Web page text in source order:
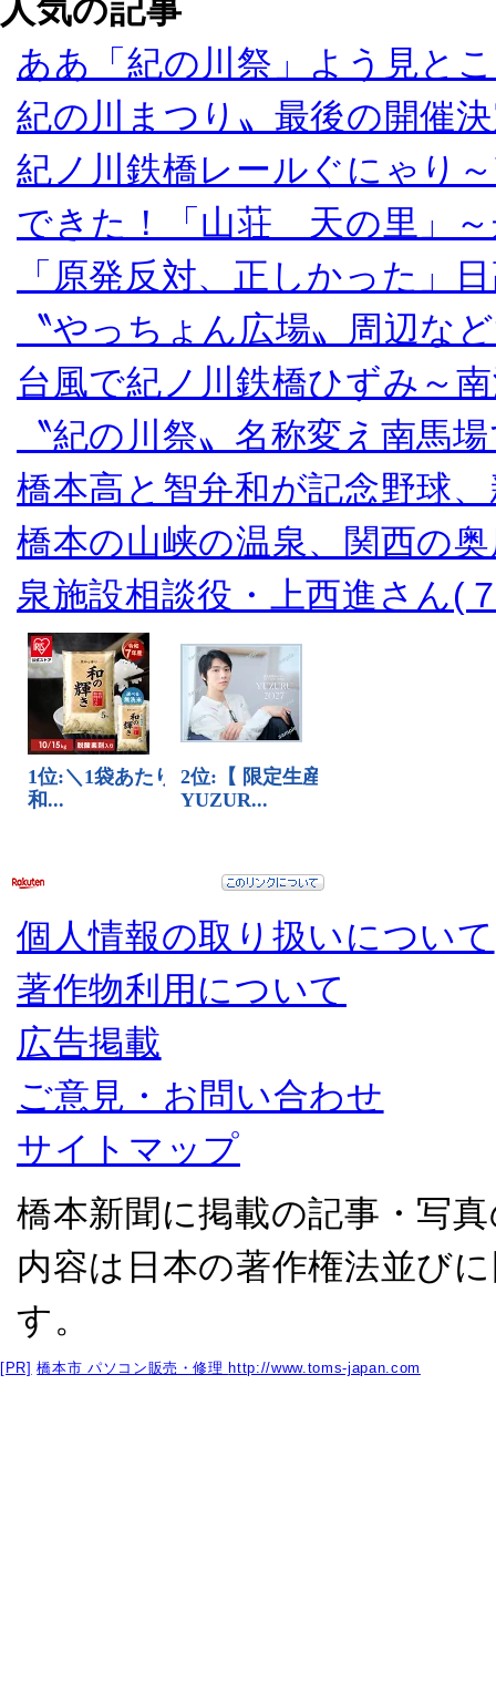
人気の記事
ああ「紀の川祭」よう見と
紀の川まつり〟最後の開催
紀ノ川鉄橋レールぐにゃり
できた！「山荘 天の里」～
「原発反対、正しかった」
〝やっちょん広場〟周辺な
台風で紀ノ川鉄橋ひずみ～
〝紀の川祭〟名称変え南馬
橋本高と智弁和が記念野球
橋本の山峡の温泉、関西の
泉施設相談役・上西進さん(
個人情報の取り扱いについて
著作物利用について
広告掲載
ご意見・お問い合わせ
サイトマップ
橋本新聞に掲載の記事・写
内容は日本の著作権法並び
す。
[PR] 橋本市 パソコン販売・修理 http://www.toms-japan.com